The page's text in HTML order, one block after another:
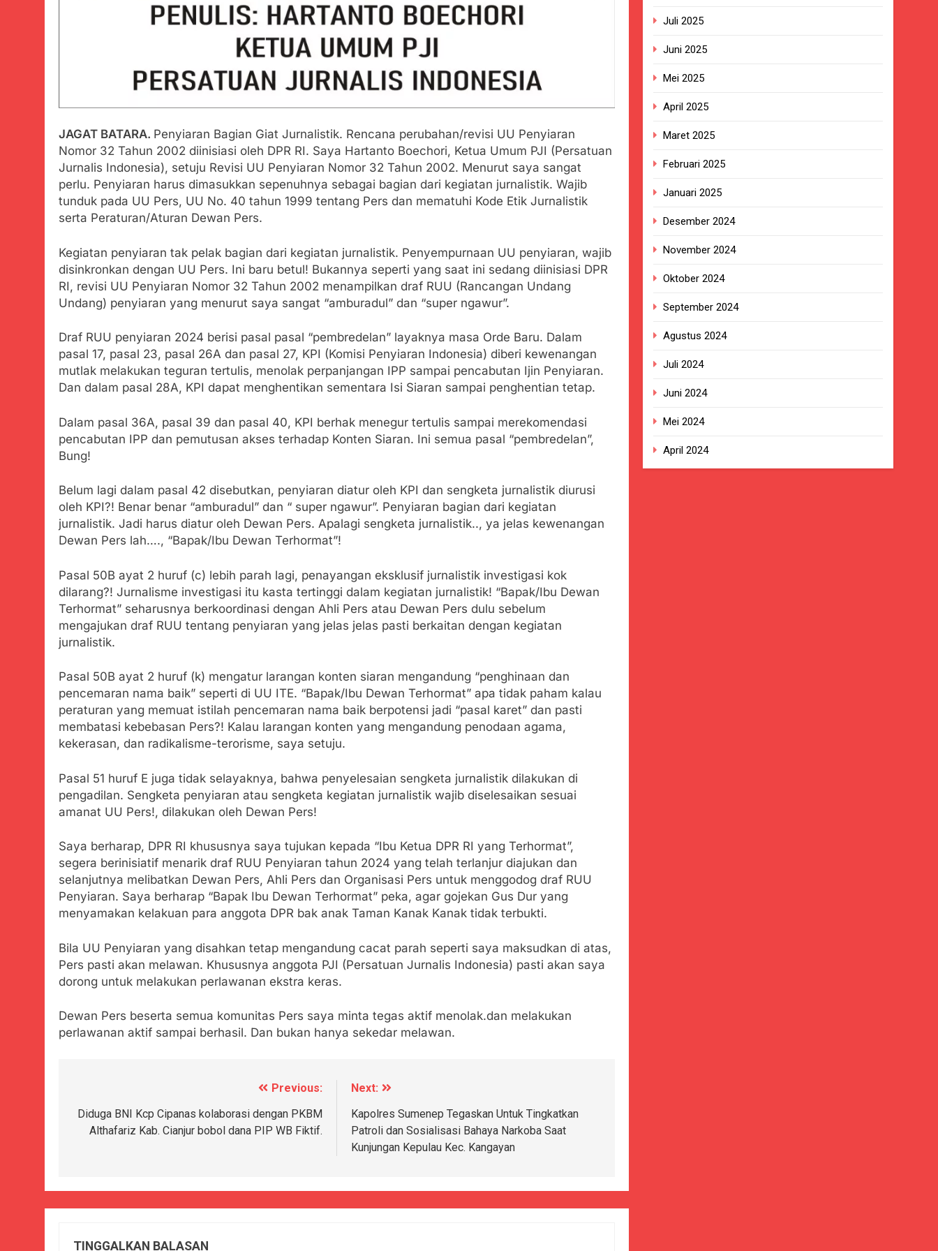
Zulhas Pastikan SPPG di Wilayah 3T Tuntas Pekan Ini, Integrasi Data MBG Hampir Rampung
Agustus 6, 2026
Bobby Maulana Pastikan Kawasan Kuliner Ahmad Yani Tetap Bersih, Pemkot Sukabumi Perkuat Penataan Pedagang
dan Pengelolaan Sampah
Agustus 6, 2026
Ribuan Warga Padati Peringatan Hari ASI Sedunia di Cibadak, PDIP Tegaskan ASI adalah Investasi Peradaban dan
Wujud Kepedulian Polri, Kapolresta Sumenep Koordinasikan dan Berangkatkan Empat Korban Kebakaran KMP Mutiara
Sentosa 2 ke Posko Pusat Tg. Perak Surabaya
Agustus 5, 2026
SMA Negeri Nyalindung Sukabumi Diduga Lakukan Pungutan melalui Komite Sekolah, Disorot karena Dinilai
Bertentangan dengan Edaran Disdik Jabar
Agustus 4, 2026
Ketua Umum FSP Maritim Indonesia Bantah Isu Mogok Nasional TKBM: “Belum Ada Keputusan Resmi”
Menjelajahi Potensi Alam dan Kehangatan Gotong Royong di Desa Sukakersa
Agustus 3, 2026
JAGAT BATARA. Penyiaran Bagian Giat Jurnalistik. Rencana perubahan/revisi UU Penyiaran
Nomor 32 Tahun 2002 diinisiasi oleh DPR RI. Saya Hartanto Boechori, Ketua Umum PJI (Persatuan
Jurnalis Indonesia), setuju Revisi UU Penyiaran Nomor 32 Tahun 2002. Menurut saya sangat
perlu. Penyiaran harus dimasukkan sepenuhnya sebagai bagian dari kegiatan jurnalistik. Wajib
tunduk pada UU Pers, UU No. 40 tahun 1999 tentang Pers dan mematuhi Kode Etik Jurnalistik
serta Peraturan/Aturan Dewan Pers.
Kegiatan penyiaran tak pelak bagian dari kegiatan jurnalistik. Penyempurnaan UU penyiaran, wajib
disinkronkan dengan UU Pers. Ini baru betul! Bukannya seperti yang saat ini sedang diinisiasi DPR
RI, revisi UU Penyiaran Nomor 32 Tahun 2002 menampilkan draf RUU (Rancangan Undang
Undang) penyiaran yang menurut saya sangat “amburadul” dan “super ngawur”.
Draf RUU penyiaran 2024 berisi pasal pasal “pembredelan” layaknya masa Orde Baru. Dalam
pasal 17, pasal 23, pasal 26A dan pasal 27, KPI (Komisi Penyiaran Indonesia) diberi kewenangan
mutlak melakukan teguran tertulis, menolak perpanjangan IPP sampai pencabutan Ijin Penyiaran.
Dan dalam pasal 28A, KPI dapat menghentikan sementara Isi Siaran sampai penghentian tetap.
Dalam pasal 36A, pasal 39 dan pasal 40, KPI berhak menegur tertulis sampai merekomendasi
pencabutan IPP dan pemutusan akses terhadap Konten Siaran. Ini semua pasal “pembredelan”,
Bung!
Belum lagi dalam pasal 42 disebutkan, penyiaran diatur oleh KPI dan sengketa jurnalistik diurusi
oleh KPI?! Benar benar “amburadul” dan “ super ngawur”. Penyiaran bagian dari kegiatan
jurnalistik. Jadi harus diatur oleh Dewan Pers. Apalagi sengketa jurnalistik.., ya jelas kewenangan
Dewan Pers lah…., “Bapak/Ibu Dewan Terhormat”!
Pasal 50B ayat 2 huruf (c) lebih parah lagi, penayangan eksklusif jurnalistik investigasi kok
dilarang?! Jurnalisme investigasi itu kasta tertinggi dalam kegiatan jurnalistik! “Bapak/Ibu Dewan
Terhormat” seharusnya berkoordinasi dengan Ahli Pers atau Dewan Pers dulu sebelum
mengajukan draf RUU tentang penyiaran yang jelas jelas pasti berkaitan dengan kegiatan
jurnalistik.
Pasal 50B ayat 2 huruf (k) mengatur larangan konten siaran mengandung “penghinaan dan
pencemaran nama baik” seperti di UU ITE. “Bapak/Ibu Dewan Terhormat” apa tidak paham kalau
peraturan yang memuat istilah pencemaran nama baik berpotensi jadi “pasal karet” dan pasti
membatasi kebebasan Pers?! Kalau larangan konten yang mengandung penodaan agama,
kekerasan, dan radikalisme-terorisme, saya setuju.
Pasal 51 huruf E juga tidak selayaknya, bahwa penyelesaian sengketa jurnalistik dilakukan di
pengadilan. Sengketa penyiaran atau sengketa kegiatan jurnalistik wajib diselesaikan sesuai
amanat UU Pers!, dilakukan oleh Dewan Pers!
Saya berharap, DPR RI khususnya saya tujukan kepada “Ibu Ketua DPR RI yang Terhormat”,
segera berinisiatif menarik draf RUU Penyiaran tahun 2024 yang telah terlanjur diajukan dan
selanjutnya melibatkan Dewan Pers, Ahli Pers dan Organisasi Pers untuk menggodog draf RUU
Penyiaran. Saya berharap “Bapak Ibu Dewan Terhormat” peka, agar gojekan Gus Dur yang
menyamakan kelakuan para anggota DPR bak anak Taman Kanak Kanak tidak terbukti.
Bila UU Penyiaran yang disahkan tetap mengandung cacat parah seperti saya maksudkan di atas,
Pers pasti akan melawan. Khususnya anggota PJI (Persatuan Jurnalis Indonesia) pasti akan saya
dorong untuk melakukan perlawanan ekstra keras.
Dewan Pers beserta semua komunitas Pers saya minta tegas aktif menolak.dan melakukan
perlawanan aktif sampai berhasil. Dan bukan hanya sekedar melawan.
pos
Previous:
Diduga BNI Kcp Cipanas kolaborasi dengan PKBM
Althafariz Kab. Cianjur bobol dana PIP WB Fiktif.
Next:
Kapolres Sumenep Tegaskan Untuk Tingkatkan
Patroli dan Sosialisasi Bahaya Narkoba Saat
Kunjungan Kepulau Kec. Kangayan
TINGGALKAN BALASAN
Juli 2025
Juni 2025
Mei 2025
April 2025
Maret 2025
Februari 2025
Januari 2025
Desember 2024
November 2024
Oktober 2024
September 2024
Agustus 2024
Juli 2024
Juni 2024
Mei 2024
April 2024